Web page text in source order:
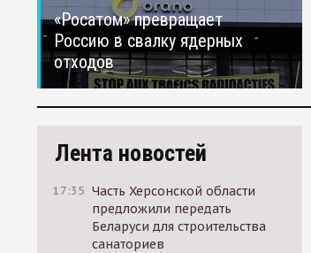
«Росатом» превращает
Россию в свалку ядерных
отходов
Лента новостей
17:35 Часть Херсонской области
предложили передать
Беларуси для строительства
санаториев